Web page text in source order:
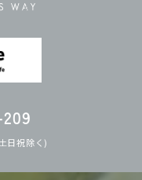
日祝除く)